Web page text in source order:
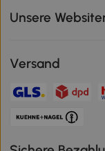
Unsere
Versand